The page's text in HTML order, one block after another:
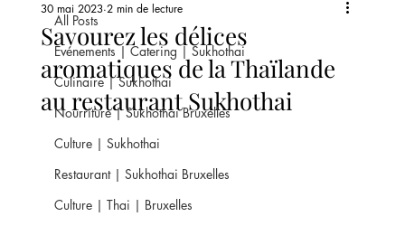
All Posts
Evénements | Catering | Sukhothai
Culinaire | Sukhothai
Nourriture | Sukhothai Bruxelles
Culture | Sukhothai
Restaurant | Sukhothai Bruxelles
Culture | Thai | Bruxelles
Savourez les délices
aromatiques de la Thaïlande
au restaurant Sukhothai
30 mai 2023 2 min de lecture